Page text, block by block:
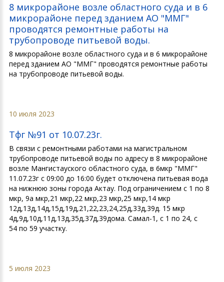
8 микрорайоне возле областного суда и в 6
микрорайоне перед зданием АО "ММГ"
проводятся ремонтные работы на
трубопроводе питьевой воды.
8 микрорайоне возле областного суда и в 6 микрорайоне
перед зданием АО "ММГ" проводятся ремонтные работы
на трубопроводе питьевой воды.
10 июля 2023
Тфг №91 от 10.07.23г.
В связи с ремонтными работами на магистральном
трубопроводе питьевой воды по адресу в 8 микрорайоне
возле Мангистауского областного суда, в 6мкр "ММГ"
11.07.23г с 09:00 до 16:00 будет отключена питьевая вода
на нижнюю зоны города Актау. Под ограничением с 1 по 8
мкр, 9а мкр,21 мкр,22 мкр,23 мкр,25 мкр,14 мкр
12д,13д,14д,15д,19д,21,22,23,24,25д,33д,39д. 15 мкр
4д,9д,10д,11д,13д,35д,37д,39дома. Самал-1, с 1 по 24, с
54 по 59 участку.
5 июля 2023